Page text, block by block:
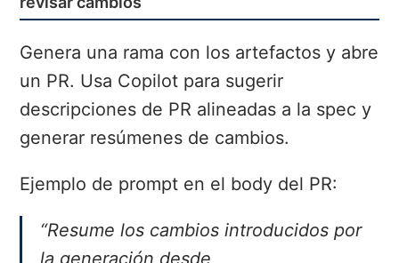
Genera una rama con los artefactos y abre
un PR. Usa Copilot para sugerir
descripciones de PR alineadas a la spec y
generar resúmenes de cambios.
Ejemplo de prompt en el body del PR:
“Resume los cambios introducidos por
la generación desde